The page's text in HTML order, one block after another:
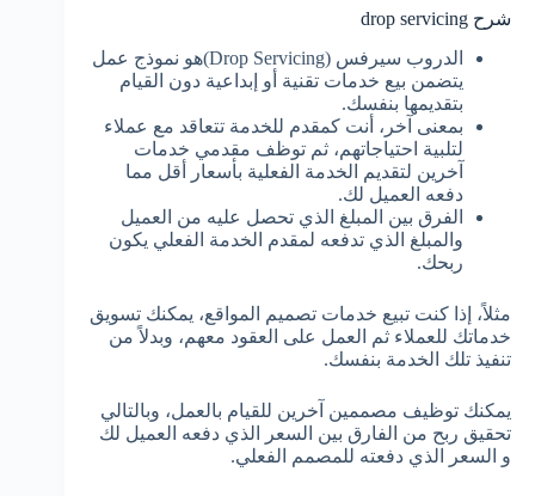
شرح drop servicing
الدروب سيرفس (Drop Servicing)هو نموذج عمل
يتضمن بيع خدمات تقنية أو إبداعية دون القيام
بتقديمها بنفسك.
بمعنى آخر، أنت كمقدم للخدمة تتعاقد مع عملاء
لتلبية احتياجاتهم، ثم توظف مقدمي خدمات
آخرين لتقديم الخدمة الفعلية بأسعار أقل مما
دفعه العميل لك.
الفرق بين المبلغ الذي تحصل عليه من العميل
والمبلغ الذي تدفعه لمقدم الخدمة الفعلي يكون
ربحك.
مثلاً، إذا كنت تبيع خدمات تصميم المواقع، يمكنك تسويق
خدماتك للعملاء ثم العمل على العقود معهم، وبدلاً من
تنفيذ تلك الخدمة بنفسك.
يمكنك توظيف مصممين آخرين للقيام بالعمل، وبالتالي
تحقيق ربح من الفارق بين السعر الذي دفعه العميل لك
و السعر الذي دفعته للمصمم الفعلي.